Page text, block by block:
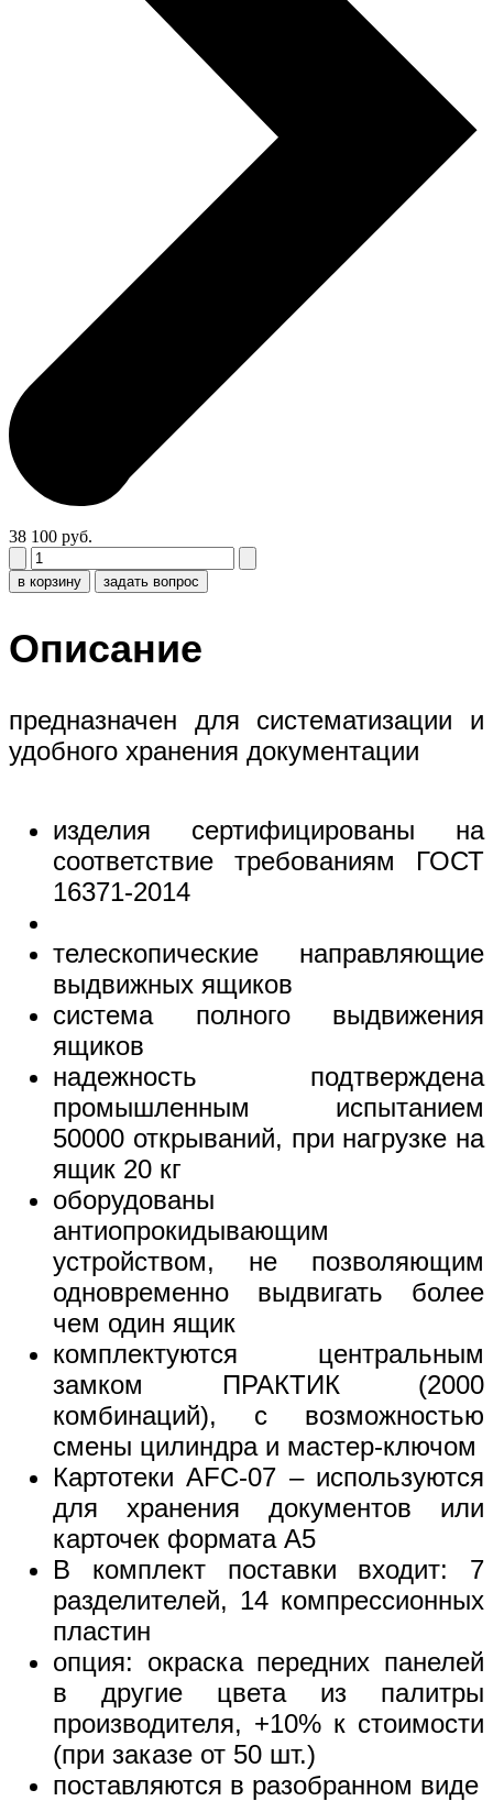
38 100 руб.
в корзину задать вопрос
Описание
предназначен для систематизации и
удобного хранения документации
изделия сертифицированы на
соответствие требованиям ГОСТ
16371-2014
телескопические направляющие
выдвижных ящиков
система полного выдвижения
ящиков
надежность подтверждена
промышленным испытанием
50000 открываний, при нагрузке на
ящик 20 кг
оборудованы
антиопрокидывающим
устройством, не позволяющим
одновременно выдвигать более
чем один ящик
комплектуются центральным
замком ПРАКТИК (2000
комбинаций), с возможностью
смены цилиндра и мастер-ключом
Картотеки AFC-07 – используются
для хранения документов или
карточек формата А5
В комплект поставки входит: 7
разделителей, 14 компрессионных
пластин
опция: окраска передних панелей
в другие цвета из палитры
производителя, +10% к стоимости
(при заказе от 50 шт.)
поставляются в разобранном виде